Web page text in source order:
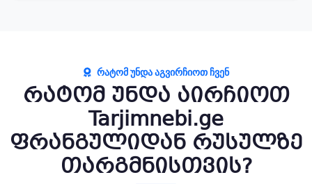
ᲠᲐᲢᲝᲛ ᲣᲜᲓᲐ ᲐᲒᲕᲘᲠᲩᲘᲝᲗ ᲩᲕᲔᲜ
რატომ უნდა აირჩიოთ
Tarjimnebi.ge
ფრანგულიდან რუსულზე
თარგმნისთვის?